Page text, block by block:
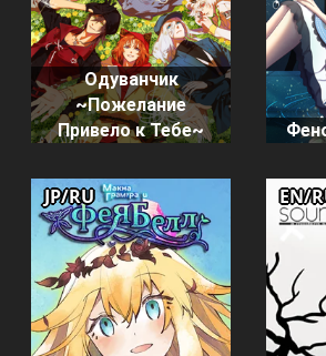
Одуванчик
~Пожелание
Привело к Тебе~
JP/RU EN/